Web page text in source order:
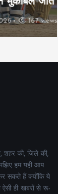
शहर की, जिले की,
हम यही आप
सकते हैं क्योंकि ये
ऐसी ही खबरों से रू-